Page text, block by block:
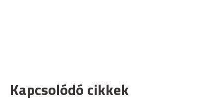
Kapcsolódó cikkek